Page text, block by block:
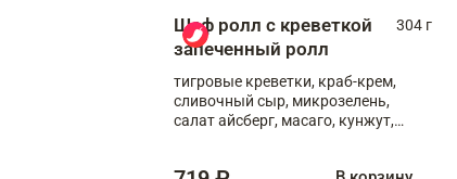
Шеф ролл с креветкой
запеченный ролл
304 г
тигровые креветки, краб-крем,
сливочный сыр, микрозелень,
салат айсберг, масаго, кунжут,